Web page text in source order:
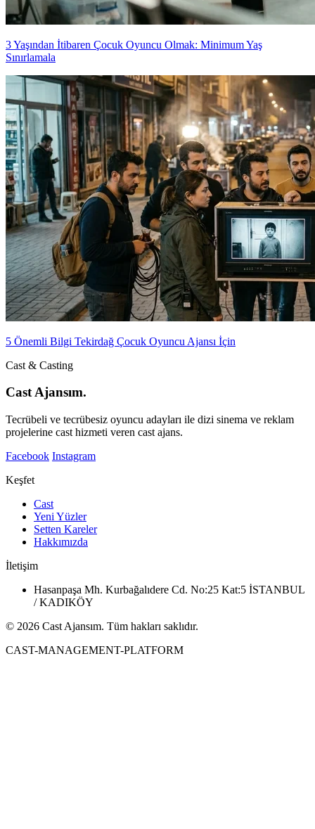
3 Yaşından İtibaren Çocuk Oyuncu Olmak: Minimum Yaş
Sınırlamala
5 Önemli Bilgi Tekirdağ Çocuk Oyuncu Ajansı İçin
Cast & Casting
Cast Ajansım.
Tecrübeli ve tecrübesiz oyuncu adayları ile dizi sinema ve reklam
projelerine cast hizmeti veren cast ajans.
Facebook Instagram
Keşfet
Cast
Yeni Yüzler
Setten Kareler
Hakkımızda
İletişim
Hasanpaşa Mh. Kurbağalıdere Cd. No:25 Kat:5 İSTANBUL
/ KADIKÖY
© 2026 Cast Ajansım. Tüm hakları saklıdır.
CAST-MANAGEMENT-PLATFORM